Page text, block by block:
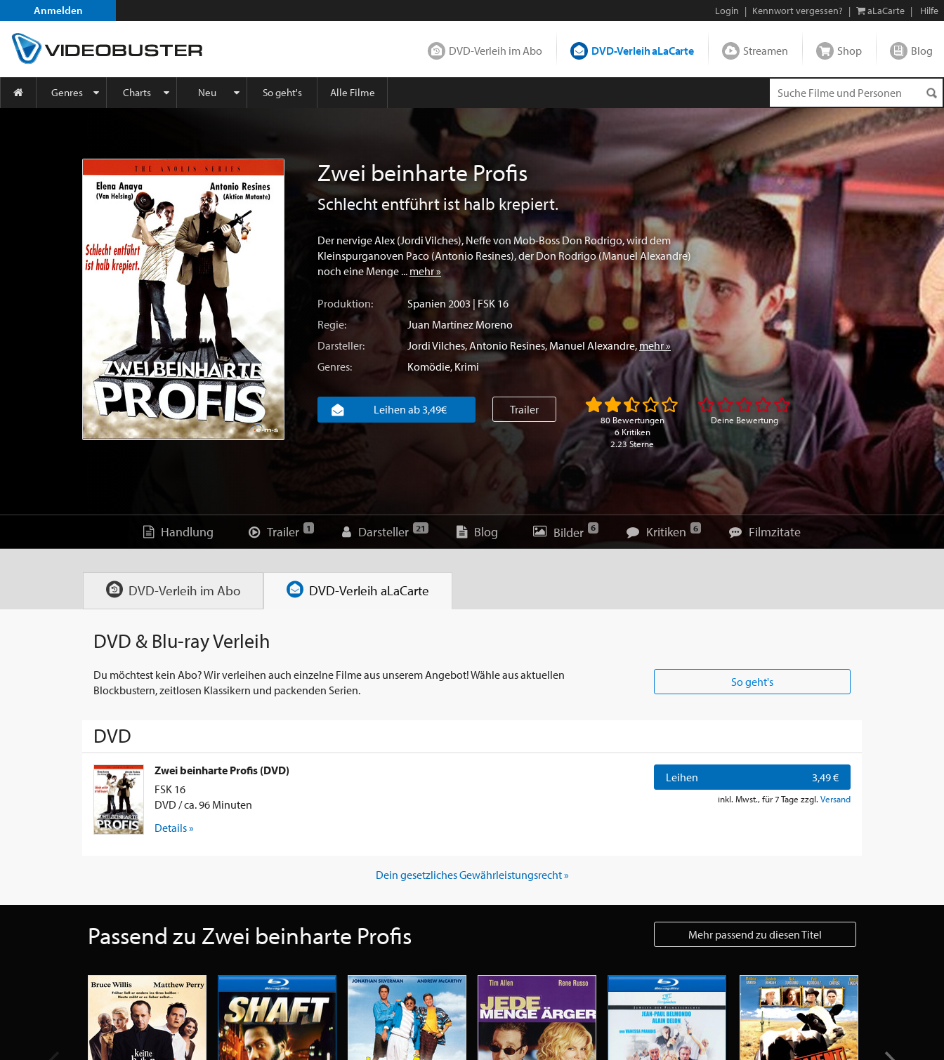
Anmelden Login | Kennwort vergessen? | aLaCarte | Hilfe
DVD-Verleih im Abo DVD-Verleih aLaCarte Streamen Shop Blog
Genres Charts Neu So geht's Alle Filme
Zwei beinharte Profis
Schlecht entführt ist halb krepiert.
Der nervige Alex (Jordi Vilches), Neffe von Mob-Boss Don Rodrigo, wird dem
Kleinspurganoven Paco (Antonio Resines), der Don Rodrigo (Manuel Alexandre)
noch eine Menge ... mehr »
Produktion: Spanien 2003 | FSK 16
Regie:
Juan Martínez Moreno
Darsteller:
Jordi Vilches,Antonio Resines,Manuel Alexandre, mehr »
Genres:
Komödie, Krimi
Leihen ab 3,49€ Trailer
80 Bewertungen
6 Kritiken
2.23 Sterne
Deine Bewertung
Handlung Trailer 1 Darsteller 21 Blog Bilder 6 Kritiken 6 Filmzitate
DVD-Verleih im Abo DVD-Verleih aLaCarte
DVD & Blu-ray Verleih
Du möchtest kein Abo? Wir verleihen auch einzelne Filme aus unserem Angebot! Wähle aus aktuellen
Blockbustern, zeitlosen Klassikern und packenden Serien.
So geht's
DVD
Zwei beinharte Profis (DVD)
FSK 16
DVD / ca. 96 Minuten
Details »
Leihen 3,49 €
inkl. Mwst., für 7 Tage zzgl. Versand
Dein gesetzliches Gewährleistungsrecht »
Passend zu Zwei beinharte Profis Mehr passend zu diesen Titel